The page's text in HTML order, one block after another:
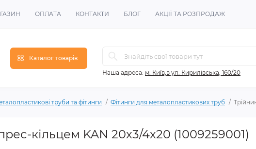
ОПЛАТА КОНТАКТИ БЛОГ АКЦІЇ ТА РОЗПРОДАЖ
Каталог товарів
Наша адреса: м. Київ,в ул. Кирилівська, 160/20
труби та фітинги Фітинги для металопластикових труб
кільцем KAN 20х3/4х20 (1009259001)